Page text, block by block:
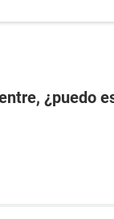
¿puedo